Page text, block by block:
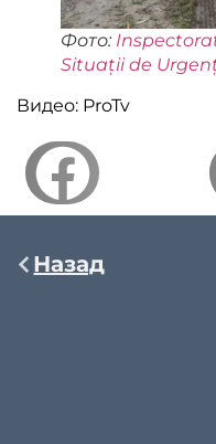
Фото:
Situații de
Видео: ProTv
Назад